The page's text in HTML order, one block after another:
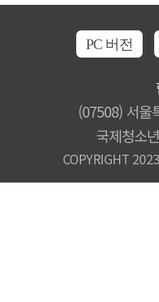
PC 버전
(07508) 서울
국제청소
COPYRIGHT